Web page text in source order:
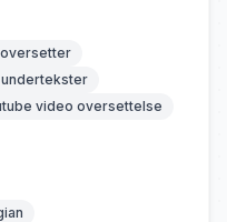
video oversettelse